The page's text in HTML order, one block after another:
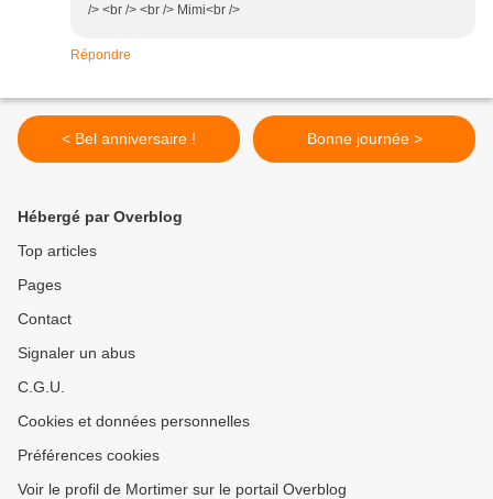
/> <br /> <br /> Mimi<br />
Répondre
< Bel anniversaire ! Bonne journée >
Hébergé par Overblog
Top articles
Pages
Contact
Signaler un abus
C.G.U.
Cookies et données personnelles
Préférences cookies
Voir le profil de Mortimer sur le portail Overblog